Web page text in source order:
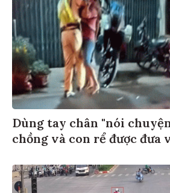
Dùng tay chân "nói
chồng và con rể được đưa